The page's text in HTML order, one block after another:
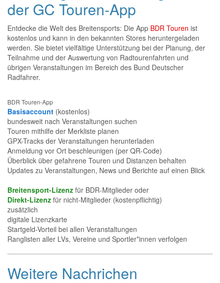
der GC Touren-App
Entdecke die Welt des Breitensports: Die App BDR Touren ist
kostenlos und kann in den bekannten Stores heruntergeladen
werden. Sie bietet vielfältige Unterstützung bei der Planung, der
Teilnahme und der Auswertung von Radtourenfahrten und
übrigen Veranstaltungen im Bereich des Bund Deutscher
Radfahrer.
BDR Touren-App
Basisaccount (kostenlos)
bundesweit nach Veranstaltungen suchen
Touren mithilfe der Merkliste planen
GPX-Tracks der Veranstaltungen herunterladen
Anmeldung vor Ort beschleunigen (per QR-Code)
Überblick über gefahrene Touren und Distanzen behalten
Updates zu Veranstaltungen, News und Berichte auf einen Blick
Breitensport-Lizenz für BDR-Mitglieder oder
Direkt-Lizenz für nicht-Mitglieder (kostenpflichtig)
zusätzlich
digitale Lizenzkarte
Startgeld-Vorteil bei allen Veranstaltungen
Ranglisten aller LVs, Vereine und Sportler*innen verfolgen
Weitere Nachrichen